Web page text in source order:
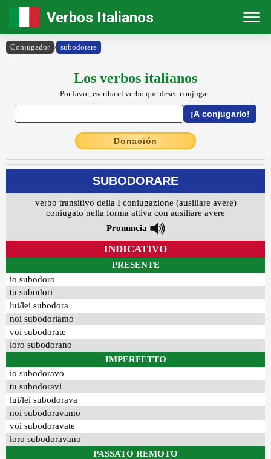
Verbos Italianos
Conjugador › subodorare
Los verbos italianos
Por favor, escriba el verbo que desee conjugar:
Donación
SUBODORARE
verbo transitivo della I coniugazione (ausiliare avere)
coniugato nella forma attiva con ausiliare avere
Pronuncia
INDICATIVO
PRESENTE
io subodoro
tu subodori
lui/lei subodora
noi subodoriamo
voi subodorate
loro subodorano
IMPERFETTO
io subodoravo
tu subodoravi
lui/lei subodorava
noi subodoravamo
voi subodoravate
loro subodoravano
PASSATO REMOTO